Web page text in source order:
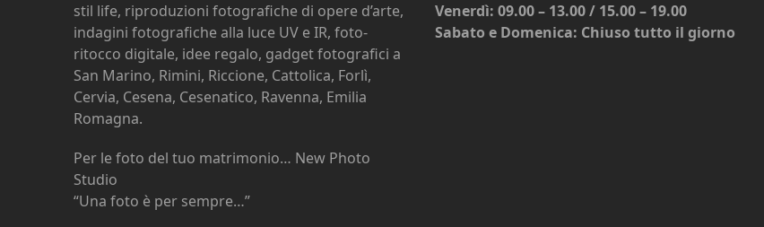
stil life, riproduzioni fotografiche di opere d’arte,
indagini fotografiche alla luce UV e IR, foto-
ritocco digitale, idee regalo, gadget fotografici a
San Marino, Rimini, Riccione, Cattolica, Forlì,
Cervia, Cesena, Cesenatico, Ravenna, Emilia
Romagna.
Per le foto del tuo matrimonio… New Photo
Studio
“Una foto è per sempre…”
Venerdì: 09.00 – 13.00 / 15.00 – 19.00
Sabato e Domenica: Chiuso tutto il giorno